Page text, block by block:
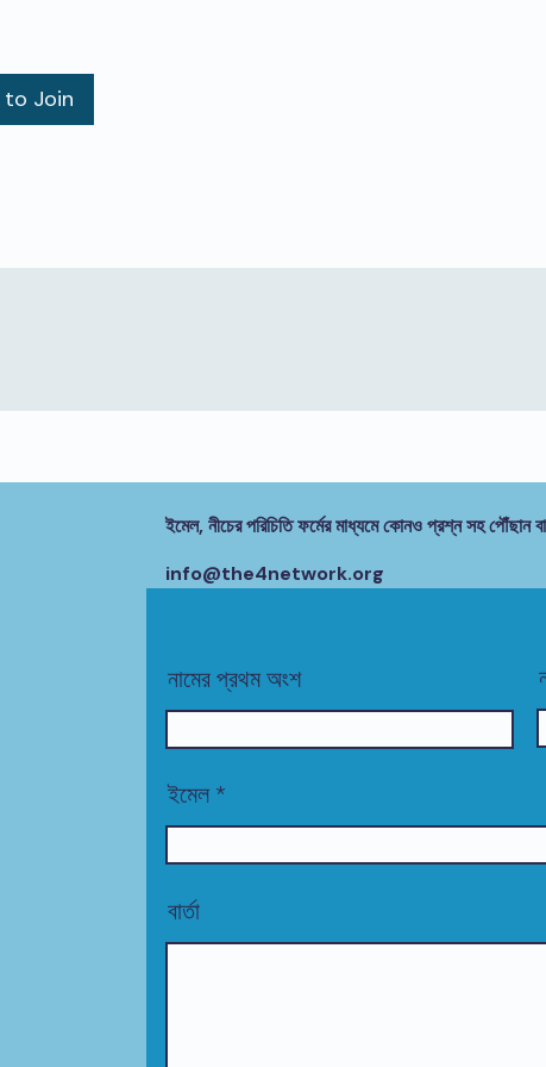
to Join
ইমেল, নীচের পরিচিতি ফর্মের মাধ্যমে কোনও প্রশ্ন সহ পৌঁছান
info@the4network.org
নামের প্রথম অংশ
ইমেল
বার্তা